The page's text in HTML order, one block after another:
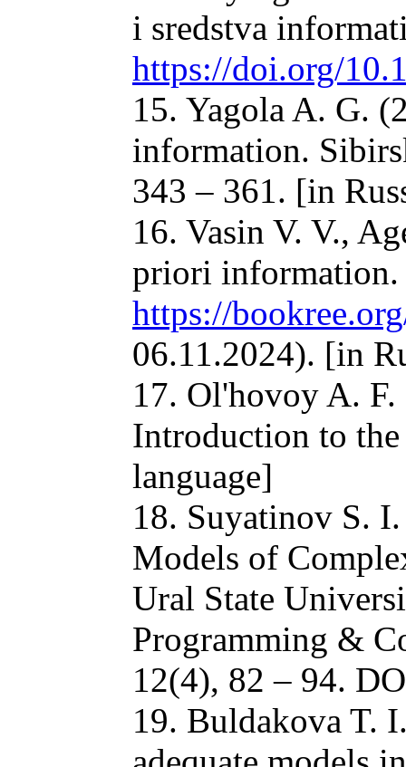
i sredstva
https://doi.org/
15. Yagola A. G.
information.
343 – 361. [in
16. Vasin V. V.,
priori information.
https://
06.11.2024). [in
17. Ol'hovoy A.
Introduction to
language]
18. Suyatinov S.
Models of
Ural State
Programming &
12(4), 82 – 94.
19. Buldakova T.